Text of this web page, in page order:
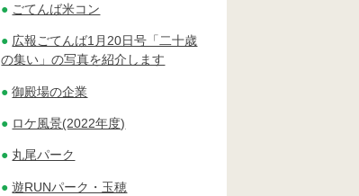
ごてんば米コン
広報ごてんば1月20日号「二十歳
の集い」の写真を紹介します
御殿場の企業
ロケ風景(2022年度)
丸尾パーク
遊RUNパーク・玉穂